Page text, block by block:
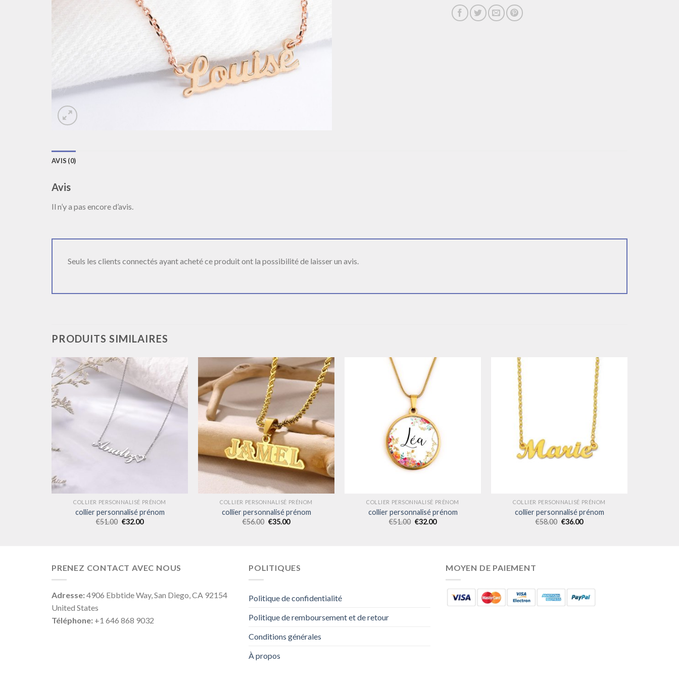
AVIS (0)
Avis
Il n’y a pas encore d’avis.
Seuls les clients connectés ayant acheté ce produit ont la possibilité de laisser un avis.
PRODUITS SIMILAIRES
COLLIER PERSONNALISÉ PRÉNOM
collier personnalisé prénom
€51.00 €32.00
COLLIER PERSONNALISÉ PRÉNOM
collier personnalisé prénom
€56.00 €35.00
COLLIER PERSONNALISÉ PRÉNOM
collier personnalisé prénom
€51.00 €32.00
COLLIER PERSONNALISÉ PRÉNOM
collier personnalisé prénom
€58.00 €36.00
PRENEZ CONTACT AVEC NOUS
Adresse:4906 Ebbtide Way, San Diego, CA 92154
United States
Téléphone: +1 646 868 9032
POLITIQUES
Politique de confidentialité
Politique de remboursement et de retour
Conditions générales
À propos
MOYEN DE PAIEMENT